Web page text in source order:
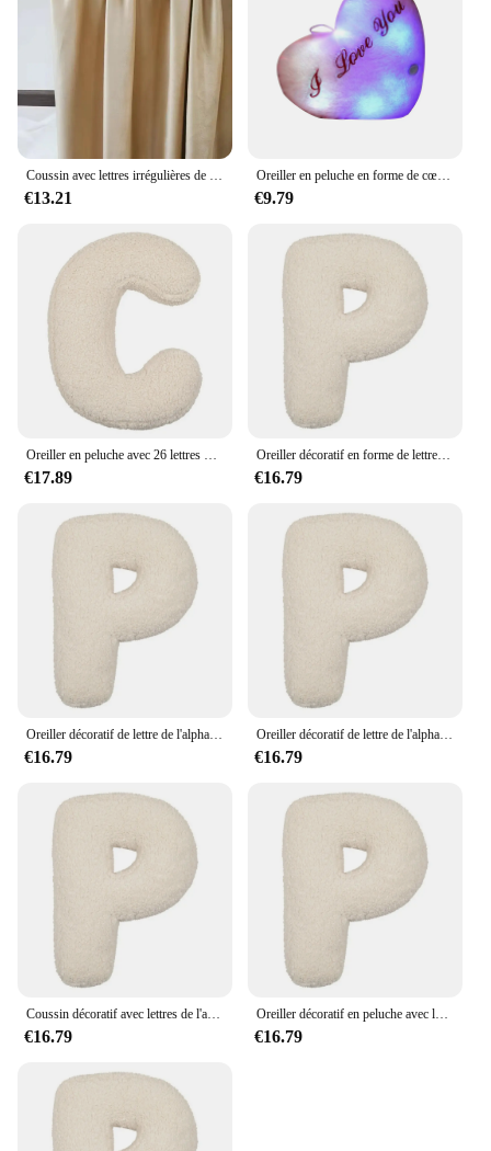
Coussin avec lettres irrégulières de 40cm, cadeau pour enfant, dossier, jouet, décor de fond de chambre à coucher, accessoire de photographie, réception-cadeau pour bébé
€13.21
Oreiller en peluche en forme de cœur lumineux LED, lettre d'amoureux, créatif, coloré, brillant, cadeau pour petite amie, jour du Léon, 50cm
€9.79
Oreiller en peluche avec 26 lettres de l'alphabet pour bébé, jouet pour enfants, coussin doux, canapé de salon, nouveau, 2024
€17.89
Oreiller décoratif en forme de lettre de l'alphabet anglais, oreiller en peluche pour décor de chambre à coucher, 26 lettres
€16.79
Oreiller décoratif de lettre de l'alphabet anglais, oreiller de jet de peluche, étreignant, décor de chambre à coucher
€16.79
Oreiller décoratif de lettre de l'alphabet anglais, oreiller de jet de peluche, étreignant, décor de chambre à coucher
€16.79
Coussin décoratif avec lettres de l'alphabet anglais, oreiller doux, coussin étreignant, salon, canapé
€16.79
Oreiller décoratif en peluche avec lettre de l'alphabet, oreiller en peluche, canapé de salon
€16.79